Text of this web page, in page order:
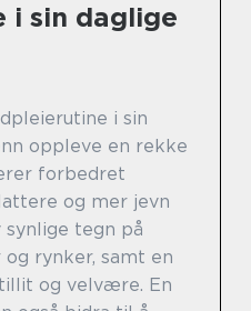
i sin daglige
i sin
oppleve en rekke
forbedret
og mer jevn
synlige tegn på
rynker, samt en
og velvære. En